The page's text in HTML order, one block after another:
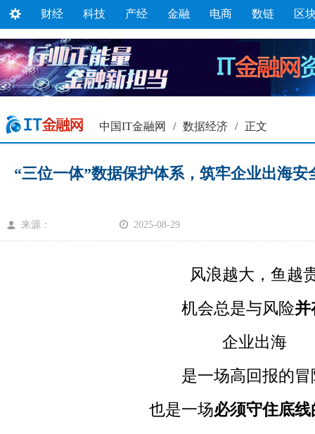
财经 科技 产经 金融 电商 数链 区
中国IT金融网 / 数据经济 / 正文
“三位一体”数据保护体系，筑牢企业出海安
来源： 2025-08-29
风浪越大，鱼越
机会总是与风险并
企业出海
是一场高回报的冒
也是一场必须守住底